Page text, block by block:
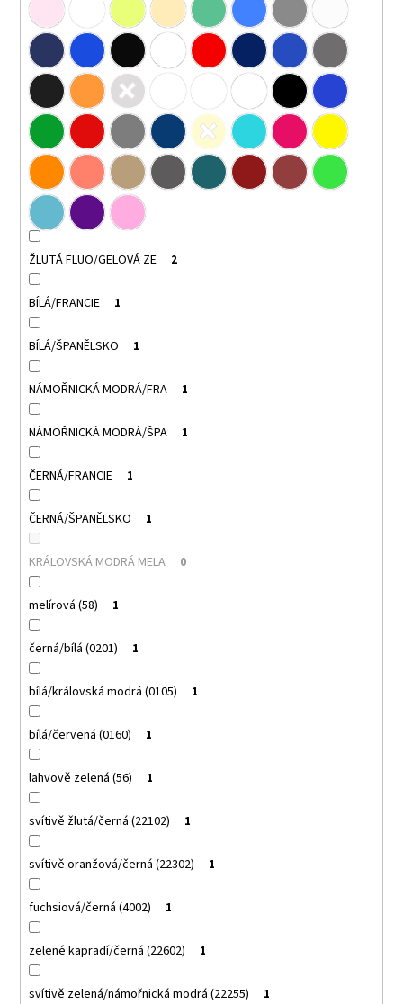
ŽLUTÁ FLUO/GELOVÁ ZE 2
BÍLÁ/FRANCIE 1
BÍLÁ/ŠPANĚLSKO 1
NÁMOŘNICKÁ MODRÁ/FRA 1
NÁMOŘNICKÁ MODRÁ/ŠPA 1
ČERNÁ/FRANCIE 1
ČERNÁ/ŠPANĚLSKO 1
KRÁLOVSKÁ MODRÁ MELA 0
melírová (58) 1
černá/bílá (0201) 1
bílá/královská modrá (0105) 1
bílá/červená (0160) 1
lahvově zelená (56) 1
svítivě žlutá/černá (22102) 1
svítivě oranžová/černá (22302) 1
fuchsiová/černá (4002) 1
zelené kapradí/černá (22602) 1
svítivě zelená/námořnická modrá (22255) 1